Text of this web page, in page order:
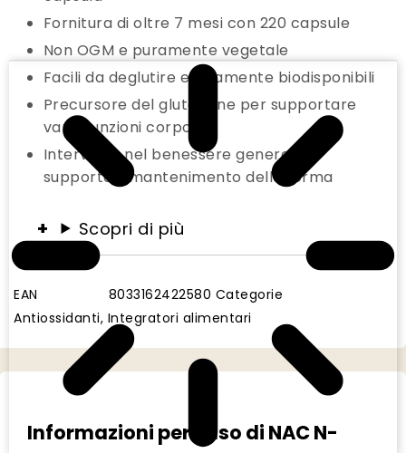
Fornitura di oltre 7 mesi con 220 capsule
Non OGM e puramente vegetale
Facili da deglutire e altamente biodisponibili
Precursore del glutatione per supportare
varie funzioni corporee
Interviene nel benessere generale e
supporta il mantenimento della forma
Scopri di più
EAN 8033162422580 Categorie
Antiossidanti, Integratori alimentari
Informazioni per l’uso di NAC N-